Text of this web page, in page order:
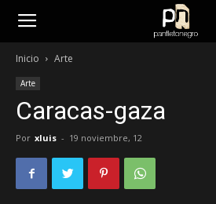
panfletonegro
Inicio Arte
Arte
Caracas-gaza
Por xluis - 19 noviembre, 12